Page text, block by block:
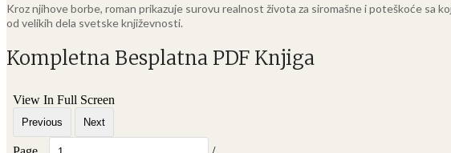
Kroz njihove borbe, roman prikazuje surovu realnost života za siromašne i poteškoće sa
od velikih dela svetske književnosti.
Kompletna Besplatna PDF Knjiga